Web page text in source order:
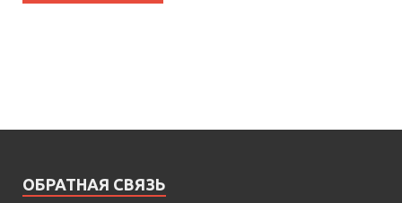
ОБРАТНАЯ СВЯЗЬ